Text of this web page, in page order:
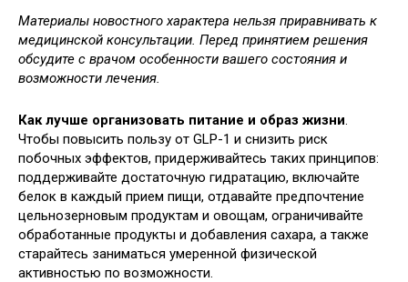
Материалы новостного характера нельзя приравнивать к
медицинской консультации. Перед принятием решения
обсудите с врачом особенности вашего состояния и
возможности лечения.
Как лучше организовать питание и образ жизни.
Чтобы повысить пользу от GLP-1 и снизить риск
побочных эффектов, придерживайтесь таких принципов:
поддерживайте достаточную гидратацию, включайте
белок в каждый прием пищи, отдавайте предпочтение
цельнозерновым продуктам и овощам, ограничивайте
обработанные продукты и добавления сахара, а также
старайтесь заниматься умеренной физической
активностью по возможности.